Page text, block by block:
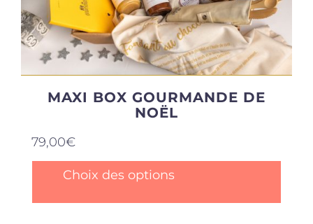
MAXI BOX GOURMANDE DE
NOËL
79,00€
Choix des options
a